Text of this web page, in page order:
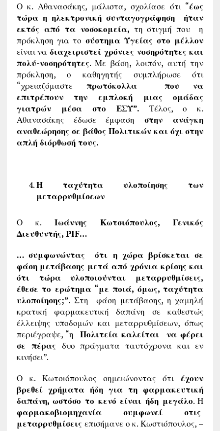
Ο κ. Αθανασάκης, μάλιστα, σχολίασε ότι “έως
τώρα η ηλεκτρονική συνταγογράφηση ήταν
εκτός από τα νοσοκομεία, τη στιγμή που η
πρόκληση για το σύστημα Υγείας στο μέλλον
είναι ναδιαχειριστεί χρόνιες νοσηρότητες και
πολύ-νοσηρότητες. Με βάση, λοιπόν, αυτή την
πρόκληση, ο καθηγητής συμπλήρωσε ότι
“χρειαζόμαστεπρωτόκολλα που να
επιτρέπουν την εμπλοκή μιας ομάδας
γιατρών μέσα στο ΕΣΥ”. Τέλος, ο κ.
Αθανασάκης έδωσε έμφασηστην ανάγκη
αναθεώρησης σε βάθος Πολιτικών και όχι στην
απλή διόρθωσή τους.
Η ταχύτητα υλοποίησης των
μεταρρυθμίσεων
Ο κ. Ιωάννης Κωτσιόπουλος, Γενικός
Διευθυντής, PIF…
… συμφωνώντας ότι η χώρα βρίσκεται σε
φάση μετάβασης μετά από χρόνια κρίσης και
ότι τώρα υλοποιούνται μεταρρυθμίσεις,
έθεσε το ερώτημα “με ποιά, όμως, ταχύτητα
υλοποίησης;”. Στη φάση μετάβασης, η χαμηλή
κρατική φαρμακευτική δαπάνη σε καθεστώς
έλλειψης υποδομών και μεταρρυθμίσεων, όπως
περιέγραψε, “η Πολιτεία καλείται να φέρει
σε πέρας δυο πράγματα ταυτόχρονα και εν
κινήσει”.
Ο κ. Κωτσιόπουλος σημειώνοντας ότιέχουν
βρεθεί χρήματα ήδη για τη φαρμακευτική
δαπάνη, ωστόσο το κενό είναι ήδη μεγάλο. Η
φαρμακοβιομηχανία συμφωνεί στις
μεταρρυθμίσεις επισήμανε ο κ. Κωστιόπουλος, –